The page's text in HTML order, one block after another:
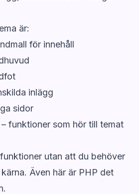
är:
för innehåll
inlägg
sidor
– funktioner som hör till temat
utan att du behöver
Även här är PHP det